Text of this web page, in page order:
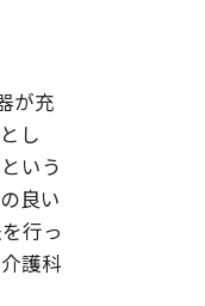
が充
し
いう
良い
行っ
護科